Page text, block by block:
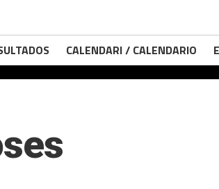
CALENDARI / CALENDARIO